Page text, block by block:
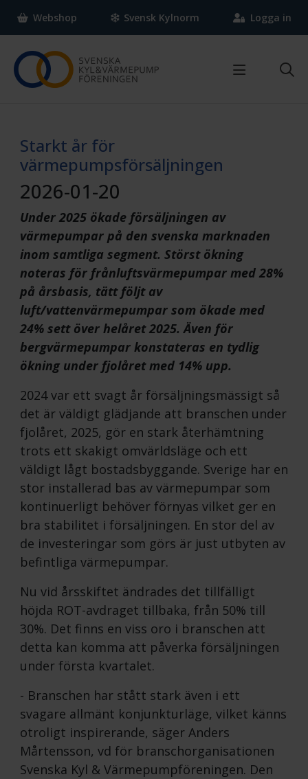
Webshop Svensk Kylnorm Logga in
Vad gör Svenska Kyl & Värmepumpföreningen?
Vi som jobbar här
Kontakta oss
Press
Medlem
Bli medlem
Varför bli medlem?
Medlemsförmåner
Våra medlemmar
Nyheter & Statistik
Aktiviteter
Nyheter
Tidningen Klimat
Statistik
Jobb & Utbildning
Varför bli kyl-och värmepumpstekniker
Bli Kyl- och värmepumptekniker
Våra yrkesambassadörer
Branschregler
Kyla
Svensk Kylnorm
Kommersiell kyla
Köldmedier
Myndighetskrav
Om värmepumpar
Fakta om värmepumpar
Fastighet
Certifiering & Kvalitet
Besparingskalkyl
Starkt år för
värmepumpsförsäljningen
2026-01-20
Under 2025 ökade försäljningen av
värmepumpar på den svenska marknaden
inom samtliga segment. Störst ökning
noteras för frånluftsvärmepumpar med 28%
på årsbasis, tätt följt av
luft/vattenvärmepumpar som ökade med
24% sett över helåret 2025. Även för
bergvärmepumpar konstateras en tydlig
ökning under fjolåret med 14% upp.
2024 var ett svagt år försäljningsmässigt så
det är väldigt glädjande att branschen under
fjolåret, 2025, gör en stark återhämtning
trots ett skakigt omvärldsläge och ett
väldigt lågt bostadsbyggande. Sverige har en
stor installerad bas av värmepumpar som
kontinuerligt behöver förnyas vilket ger en
bra stabilitet i försäljningen. En stor del av
de investeringar som görs är just utbyten av
befintliga värmepumpar.
Nu vid årsskiftet ändrades det tillfälligt
höjda ROT-avdraget tillbaka, från 50% till
30%. Det finns en viss oro i branschen att
detta kan komma att påverka försäljningen
under första kvartalet.
- Branschen har stått stark även i ett
svagare allmänt konjunkturläge, vilket känns
otroligt inspirerande, säger Anders
Mårtensson, vd för branschorganisationen
Svenska Kyl & Värmepumpföreningen. Den